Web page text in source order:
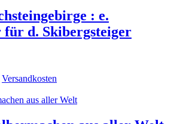
: e.
für d. Skibergsteiger
Versandkosten